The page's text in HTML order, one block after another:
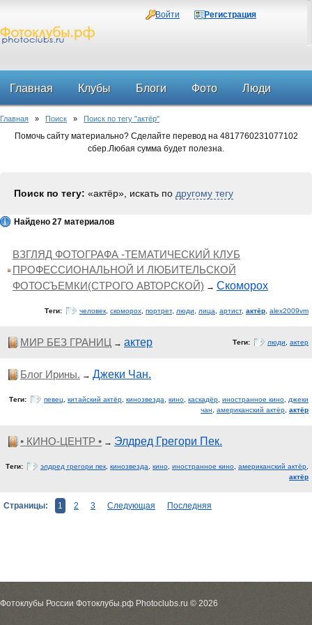
Войти Регистрация
Главная Клубы Блоги Фото Люди
Форум
Главная » Поиск » Поиск по тегу "актёр"
Помочь сайту материально? Сделайте перевод на 4817760231077102
сбер.Любая сумма будет полезна.
Поиск по тегу: «актёр», искать по другому тегу
Найдено 27 материалов
ВЗГЛЯД ФОТОГРАФА -ТЕМАТИЧЕСКИЙ КЛУБ
ПРОФЕССИОНАЛЬНОЙ И ЛЮБИТЕЛЬСКОЙ
ФОТОСЪЕМКИ(СТРОГО АВТОРСКОЙ) → Скоморох
Теги: человек скоморох портрет, люди лица артист, актёр alex2009vm
МИР БЕЗ ГРАНИЦ → актер Теги: люди актер
Блог Ирины. → Джеки Чан.
Теги: певец китайский актёр кинозвезда кино каскадёр иностранное кино
джеки
чан
американский актёр актёр
• КИНО-ЦЕНТР • → Элдред Грегори Пек.
Теги: элдред грегори пек кинозвезда кино иностранное кино американский актёр
актёр
Страницы: 1 2 3 Следующая Последняя
Фотоклубы России Фотоклубы.рф Photoclubs.ru © 2026